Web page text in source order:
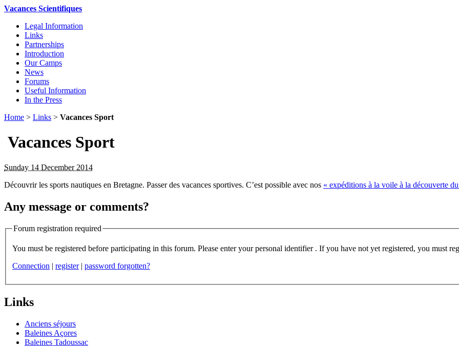
Vacances Scientifiques
Legal Information
Links
Partnerships
Introduction
Our Camps
News
Forums
Useful Information
In the Press
Home > Links > Vacances Sport
Vacances Sport
Sunday 14 December 2014
Découvrir les sports nautiques en Bretagne. Passer des vacances sportives. C’est possible avec nos « expéditions à la voile à la découverte
Any message or comments?
Forum registration required
You must be registered before participating in this forum. Please enter your personal identifier . If you have not yet registered, you
Connection | register | password forgotten?
Links
Anciens séjours
Baleines Açores
Baleines Tadoussac